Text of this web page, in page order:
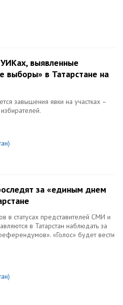
выявленные
выборы» в Татарстане на
завышения явки на участках –
за «единым днем
в статусах представителей СМИ и
в Татарстан наблюдать за
«Голос» будет вести